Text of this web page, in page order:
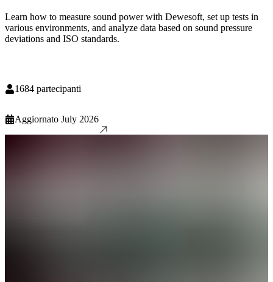
Learn how to measure sound power with Dewesoft, set up tests in
various environments, and analyze data based on sound pressure
deviations and ISO standards.
1684 partecipanti
Aggiornato July 2026